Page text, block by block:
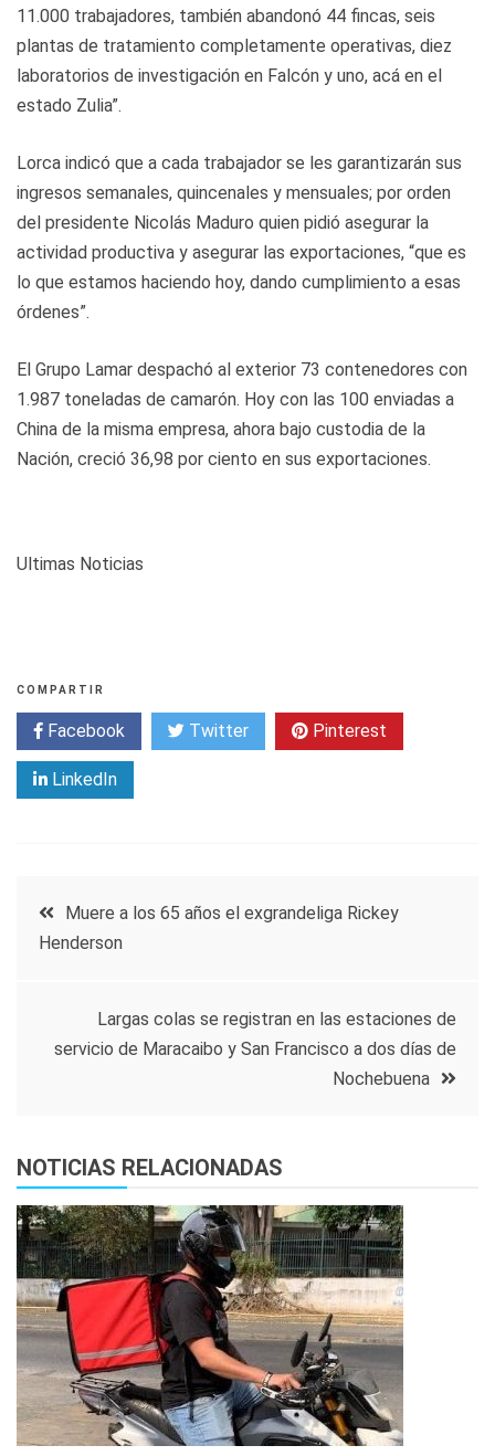
11.000 trabajadores, también abandonó 44 fincas, seis
plantas de tratamiento completamente operativas, diez
laboratorios de investigación en Falcón y uno, acá en el
estado Zulia”.
Lorca indicó que a cada trabajador se les garantizarán sus
ingresos semanales, quincenales y mensuales; por orden
del presidente Nicolás Maduro quien pidió asegurar la
actividad productiva y asegurar las exportaciones, “que es
lo que estamos haciendo hoy, dando cumplimiento a esas
órdenes”.
El Grupo Lamar despachó al exterior 73 contenedores con
1.987 toneladas de camarón. Hoy con las 100 enviadas a
China de la misma empresa, ahora bajo custodia de la
Nación, creció 36,98 por ciento en sus exportaciones.
Ultimas Noticias
COMPARTIR
Facebook Twitter Pinterest
LinkedIn
Navegación
entradas
Muere a los 65 años el exgrandeliga Rickey
Henderson
Largas colas se registran en las estaciones de
servicio de Maracaibo y San Francisco a dos días de
Nochebuena
NOTICIAS RELACIONADAS